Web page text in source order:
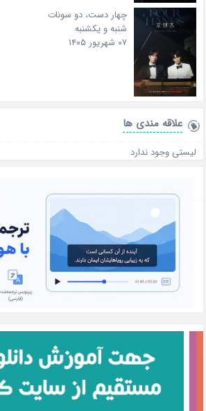
چهار دست، دو سونات
شنبه و یکشنبه
۰۷ شهریور ۱۴۰۵
علاقه‌ مندی ها
لیستی وجود ندارد